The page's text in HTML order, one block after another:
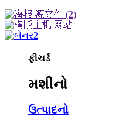
ફીચર્ડ
મશીનો
ઉત્પાદનો